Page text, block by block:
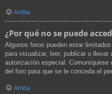
Arriba
¿Por qué no se puede
Algunos foros pueden estar
para visualizar, leer, publicar o
autorización especial. Comuníquese
del foro para que se le conceda el
Arriba